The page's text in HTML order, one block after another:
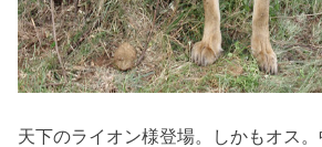
天下のライオン様登場。しかもオス